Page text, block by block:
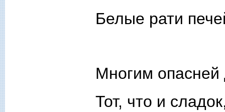
Белые рати
Многим опасней
Тот, что и